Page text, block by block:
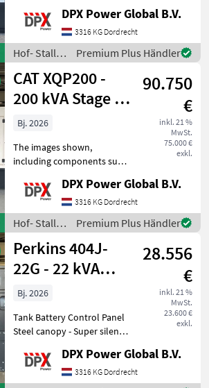
breaker, coolant heater etc.
may differ from the actual
units that are available for
sale.
DPX Power Global B.V.
3316 KG Dordrecht
Hof- Stall-
und
Weidetechnik
/ Volvo
Premium Plus Händler
CAT XQP200 -
200 kVA Stage V -
DPX-18129
90.750
€
inkl. 21 %
MwSt.
75.000 €
exkl.
Bj. 2026
The images shown,
including components such
breaker, coolant heater etc.
may differ from the actual
units that are available for
sale.
DPX Power Global B.V.
3316 KG Dordrecht
Hof- Stall-
und
Weidetechnik
/ CAT
Premium Plus Händler
Perkins 404J-
22G - 22 kVA
StageV
Supersilent -
DPX-21000
28.556
€
inkl. 21 %
MwSt.
23.600 €
exkl.
Bj. 2026
Tank Battery Control Panel
Steel canopy - Super silent
Coolant heater and battery
charger Hof- Stall- und
DPX Power Global B.V.
3316 KG Dordrecht